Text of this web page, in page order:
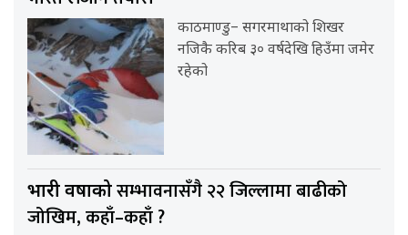
काठमाण्डु– सगरमाथाको शिखर
नजिकै करिब ३० वर्षदेखि हिउँमा जमेर
रहेको
भारी वर्षाकोसम्भावनासँगै २२ जिल्लामा बाढीको
जोखिम, कहाँ–कहाँ ?